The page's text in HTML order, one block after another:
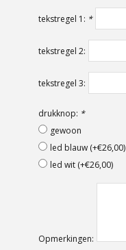
tekstregel 1: *
tekstregel 2:
tekstregel 3:
drukknop: *
gewoon
led blauw (+€26,00)
led wit (+€26,00)
Opmerkingen: